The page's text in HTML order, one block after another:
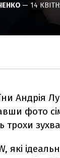
— 14
Андрія
фото
трохи
які